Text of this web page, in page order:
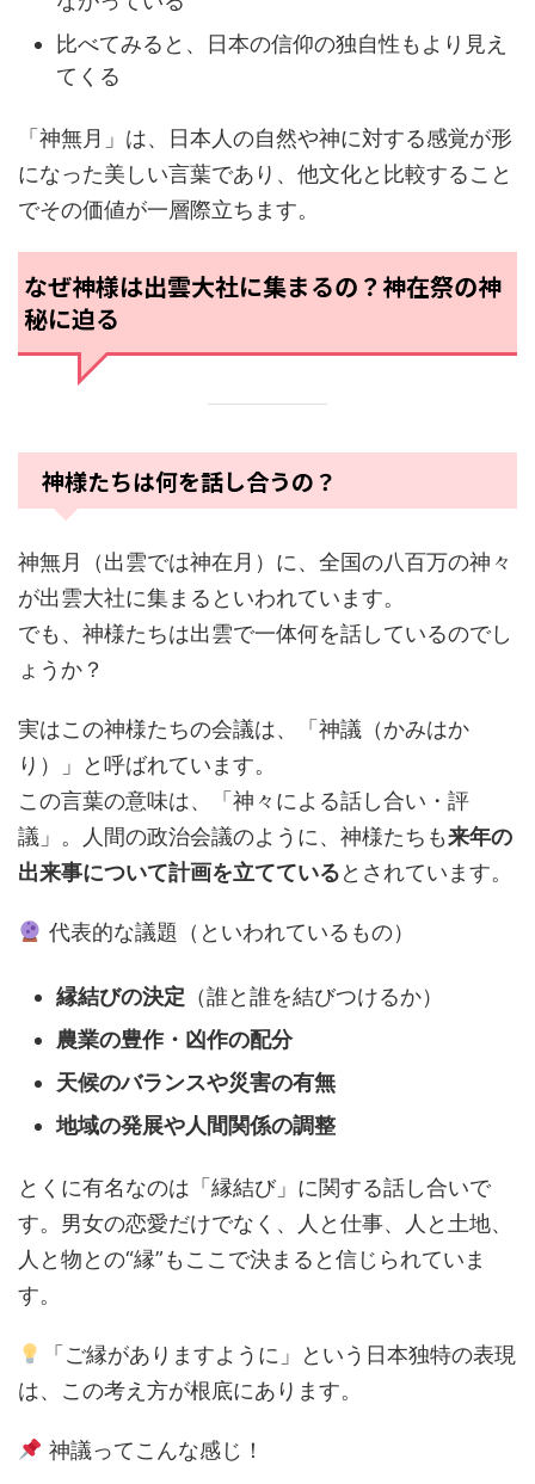
比べてみると、日本の信仰の独自性もより見え
てくる
「神無月」は、日本人の自然や神に対する感覚が形
になった美しい言葉であり、他文化と比較すること
でその価値が一層際立ちます。
なぜ神様は出雲大社に集まるの？神在祭の神
秘に迫る
神様たちは何を話し合うの？
神無月（出雲では神在月）に、全国の八百万の神々
が出雲大社に集まるといわれています。
でも、神様たちは出雲で一体何を話しているのでし
ょうか？
実はこの神様たちの会議は、「神議（かみはか
り）」と呼ばれています。
この言葉の意味は、「神々による話し合い・評
議」。人間の政治会議のように、神様たちも来年の
出来事について計画を立てているとされています。
代表的な議題（といわれているもの）
縁結びの決定 （誰と誰を結びつけるか）
農業の豊作・凶作の配分
天候のバランスや災害の有無
地域の発展や人間関係の調整
とくに有名なのは「縁結び」に関する話し合いで
す。男女の恋愛だけでなく、人と仕事、人と土地、
人と物との“縁”もここで決まると信じられていま
す。
「ご縁がありますように」という日本独特の表現
は、この考え方が根底にあります。
神議ってこんな感じ！